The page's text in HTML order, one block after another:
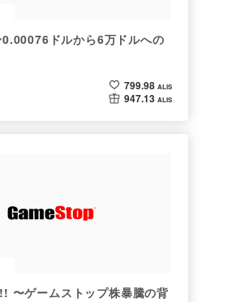
ドルから6万ドルへの
799.98 ALIS
947.13 ALIS
〜ゲームストップ株暴騰の背